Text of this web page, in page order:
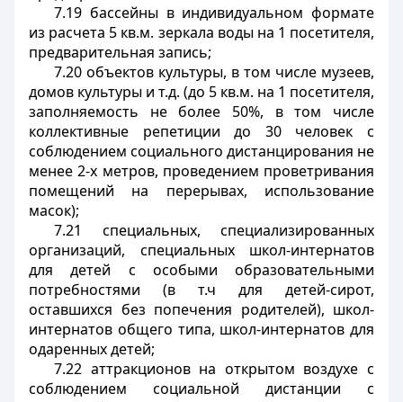
7.19 бассейны в индивидуальном формате
из расчета 5 кв.м. зеркала воды на 1 посетителя,
предварительная запись;
7.20 объектов культуры, в том числе музеев,
домов культуры и т.д. (до 5 кв.м. на 1 посетителя,
заполняемость не более 50%, в том числе
коллективные репетиции до 30 человек с
соблюдением социального дистанцирования не
менее 2-х метров, проведением проветривания
помещений на перерывах, использование
масок);
7.21 специальных, специализированных
организаций, специальных школ-интернатов
для детей с особыми образовательными
потребностями (в т.ч для детей-сирот,
оставшихся без попечения родителей), школ-
интернатов общего типа, школ-интернатов для
одаренных детей;
7.22 аттракционов на открытом воздухе с
соблюдением социальной дистанции с